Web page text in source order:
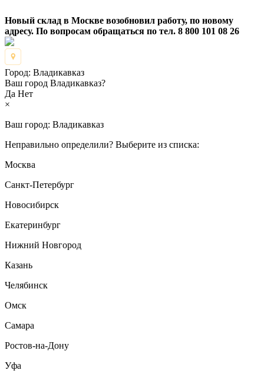
Новый склад в Москве возобновил работу, по новому
адресу. По вопросам обращаться по тел. 8 800 101 08 26
Город: Владикавказ
Ваш город Владикавказ?
Да Нет
×
Ваш город: Владикавказ
Неправильно определили? Выберите из списка:
Москва
Санкт-Петербург
Новосибирск
Екатеринбург
Нижний Новгород
Казань
Челябинск
Омск
Самара
Ростов-на-Дону
Уфа